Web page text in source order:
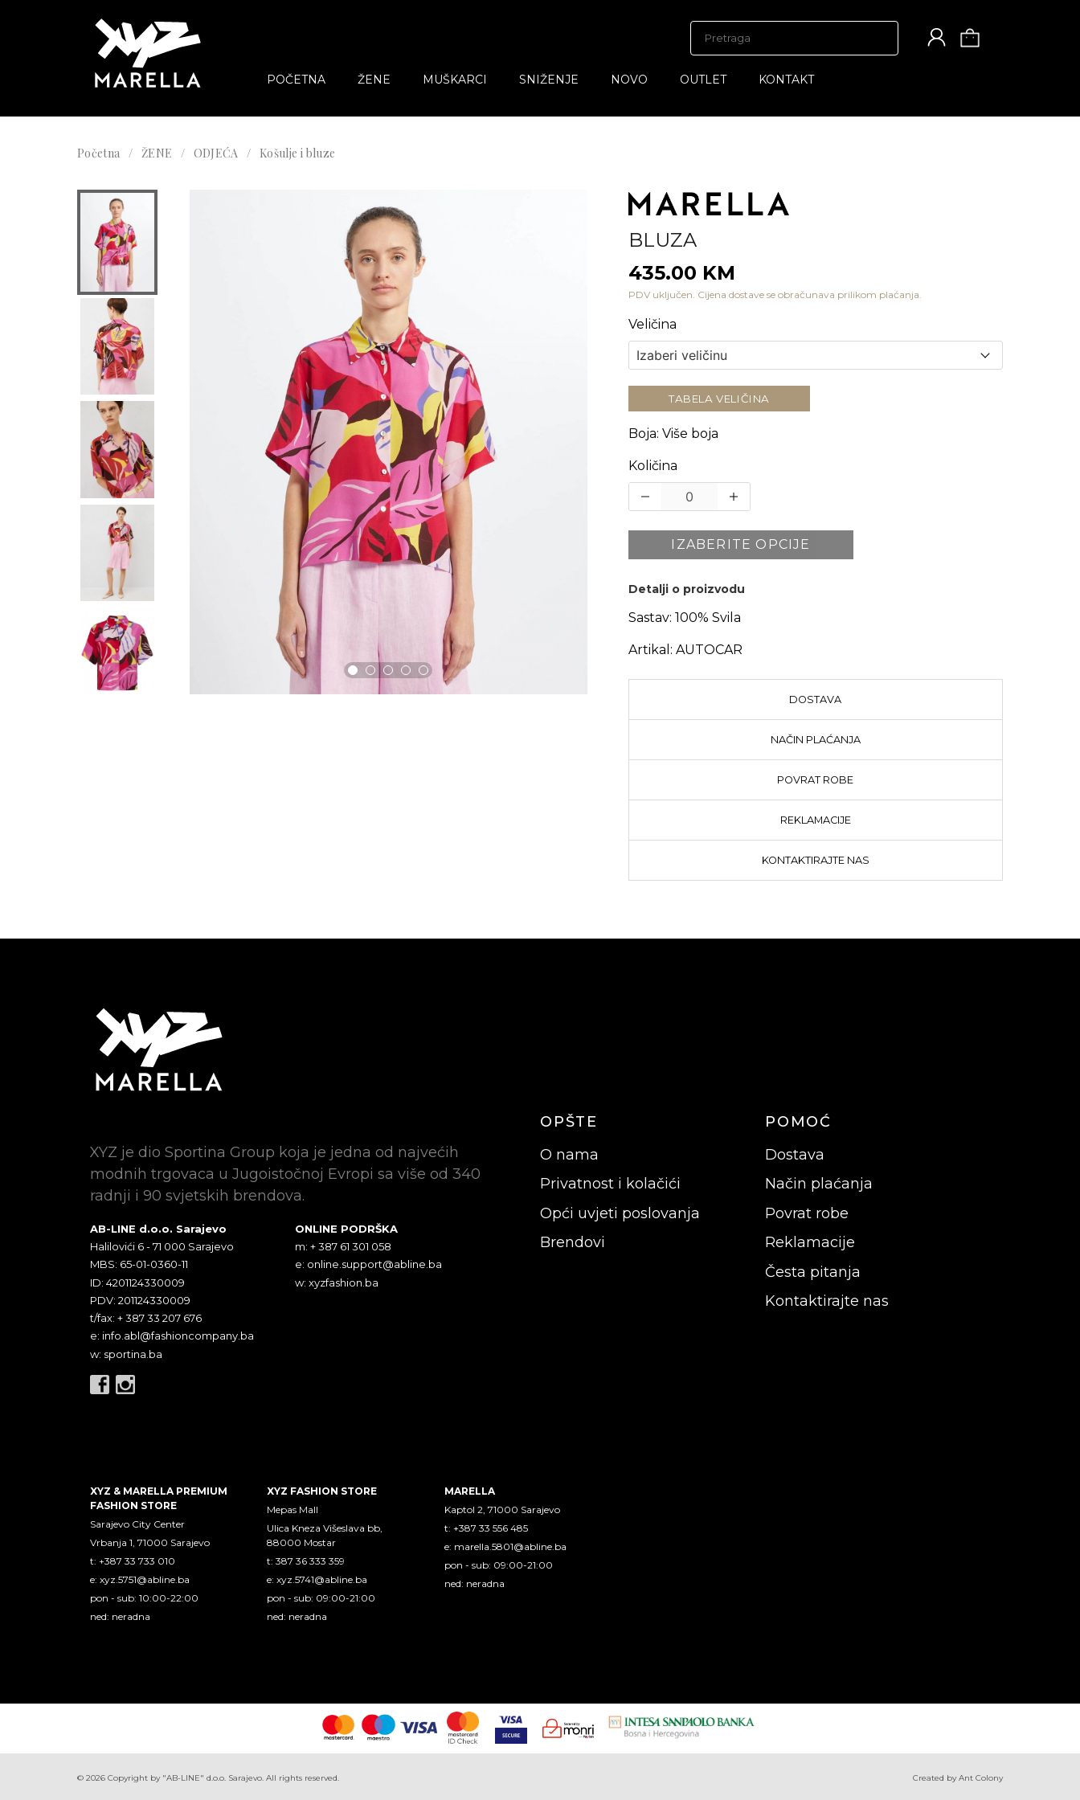
POČETNA ŽENE MUŠKARCI SNIŽENJE NOVO OUTLET KONTAKT
Početna ŽENE ODJEĆA Košulje i bluze
BLUZA
435.00 KM
PDV uključen. Cijena dostave se obračunava prilikom plaćanja.
Veličina
TABELA VELIČINA
Boja: Više boja
Količina
IZABERITE OPCIJE
Detalji o proizvodu
Sastav: 100% Svila
Artikal: AUTOCAR
DOSTAVA
NAČIN PLAĆANJA
POVRAT ROBE
REKLAMACIJE
KONTAKTIRAJTE NAS
XYZ je dio Sportina Group koja je jedna od najvećih
modnih trgovaca u Jugoistočnoj Evropi sa više od 340
radnji i 90 svjetskih brendova.
AB-LINE d.o.o. Sarajevo
Halilovići 6 - 71 000 Sarajevo
MBS: 65-01-0360-11
ID: 4201124330009
PDV: 201124330009
t/fax: + 387 33 207 676
e: info.abl@fashioncompany.ba
w: sportina.ba
ONLINE PODRŠKA
m: + 387 61 301 058
e: online.support@abline.ba
w: xyzfashion.ba
OPŠTE
O nama
Privatnost i kolačići
Opći uvjeti poslovanja
Brendovi
POMOĆ
Dostava
Način plaćanja
Povrat robe
Reklamacije
Česta pitanja
Kontaktirajte nas
XYZ & MARELLA PREMIUM
FASHION STORE
Sarajevo City Center
Vrbanja 1, 71000 Sarajevo
t: +387 33 733 010
e: xyz.5751@abline.ba
pon - sub: 10:00-22:00
ned: neradna
XYZ FASHION STORE
Mepas Mall
Ulica Kneza Višeslava bb,
88000 Mostar
t: 387 36 333 359
e:xyz.5741@abline.ba
pon - sub: 09:00-21:00
ned: neradna
MARELLA
Kaptol 2, 71000 Sarajevo
t: +387 33 556 485
e: marella.5801@abline.ba
pon - sub: 09:00-21:00
ned: neradna
© 2026 Copyright by "AB-LINE" d.o.o. Sarajevo. All rights reserved. Created by Ant Colony